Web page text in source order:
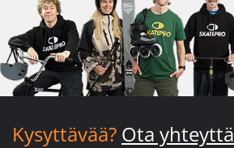
Kysyttävää? Ota yhteyttä